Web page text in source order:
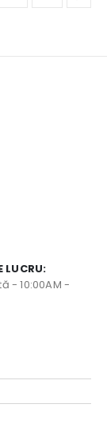
LUCRU:
- 10:00AM -